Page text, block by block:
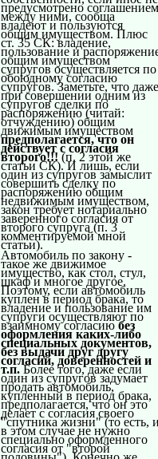
предусмотрено соглашением
между ними, сообща
владеют и пользуются
общим имуществом. Плюс
ст. 35 СК: владение,
пользование и
общим имуществом
супругов осуществляется по
обоюдному согласию
супругов. Заметьте, что даже
при совершении одним из
супругов сделки по
распоряжению (читай:
отчуждению) общим
движимым имуществом
предполагается, что он
действует с согласия
второго!!! (п. 2 этой же
статьи СК). И лишь, если
один из супругов замыслит
совершить сделку по
распоряжению общим
недвижимым имуществом,
закон требует нотариально
заверенного согласия от
второго супруга (п. 3
комментируемой мной
статьи).
Автомобиль по закону -
такое же движимое
имущество, как стол, стул,
шкаф и многое другое.
Поэтому, если автомобиль
куплен в период брака, то
владение и пользование им
супруги осуществляют по
взаимному согласиюбез
оформления каких-либо
специальных документов,
без выдачи друг другу
согласий, доверенностей и
т.п.Более того, даже если
один из супругов задумает
продать автомобиль,
купленный в период брака,
предполагается, что он это
делает с согласия своего
"спутника жизни" (то есть,
в этом случае не нужно
специально оформленного
согласия от "второй